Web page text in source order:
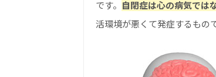
です。 自閉症は心の病気では
活環境が悪くて発症するもの